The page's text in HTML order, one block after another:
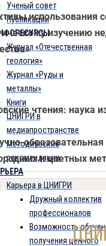
Ученый совет
Публикации
Журнал «Отечественная
геология»
Журнал «Руды и
металлы»
Книги
ЦНИГРИ в
медиапространстве
Методические
рекомендации
Карьера в ЦНИГРИ
Дружный коллектив
профессионалов
Возможность
получения ценного
использования
изучению
чтения: наука
образовательная
и цветных